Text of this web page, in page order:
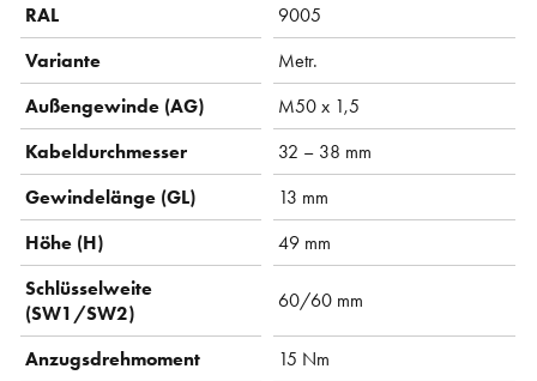
RAL
9005
Variante
Metr.
Außengewinde (AG)
M50 x 1,5
Kabeldurchmesser
32 – 38 mm
Gewindelänge (GL)
13 mm
Höhe (H)
49 mm
Schlüsselweite
(SW1/SW2)
60/60 mm
Anzugsdrehmoment
15 Nm